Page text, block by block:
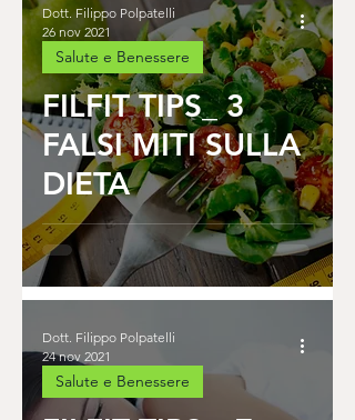
FILFIT TIPS_ 3
FALSI MITI SULLA
DIETA
Salute e Benessere
Dott. Filippo Polpatelli
26 nov 2021
Salute e Benessere
Dott. Filippo Polpatelli
24 nov 2021